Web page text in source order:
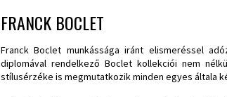
FRANCK BOCLET
Franck Boclet munkássága iránt elismeréssel
diplomával rendelkező Boclet kollekciói nem
stílusérzéke is megmutatkozik minden egyes általa